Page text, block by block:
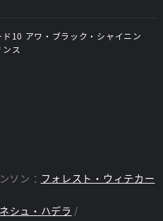
ド10 アワ・ブラック・シャイニン
ス
ソン： フォレスト・ウィテカー
シュ・ハデラ